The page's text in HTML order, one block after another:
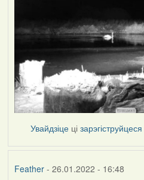
Увайдзіце цізарэгіструйцеся
Feather- 26.01.2022 - 16:48